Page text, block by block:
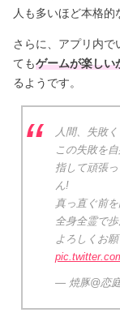
人も多いほど本格的
さらに、アプリ内
てもゲームが楽しい
るようです。
人間、失敗
この失敗を
指して頑張
ん!
真っ直ぐ前
全身全霊で
よろしくお
— 焼豚@恋